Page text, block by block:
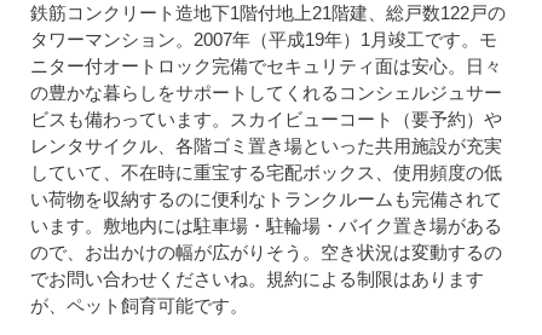
鉄筋コンクリート造地下1階付地上21階建、総戸数122戸の
タワーマンション。2007年（平成19年）1月竣工です。モ
ニター付オートロック完備でセキュリティ面は安心。日々
の豊かな暮らしをサポートしてくれるコンシェルジュサー
ビスも備わっています。スカイビューコート（要予約）や
レンタサイクル、各階ゴミ置き場といった共用施設が充実
していて、不在時に重宝する宅配ボックス、使用頻度の低
い荷物を収納するのに便利なトランクルームも完備されて
います。敷地内には駐車場・駐輪場・バイク置き場がある
ので、お出かけの幅が広がりそう。空き状況は変動するの
でお問い合わせくださいね。規約による制限はあります
が、ペット飼育可能です。